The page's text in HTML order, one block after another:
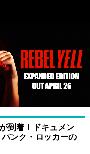
到着！ドキュメン
ンク・ロッカーの